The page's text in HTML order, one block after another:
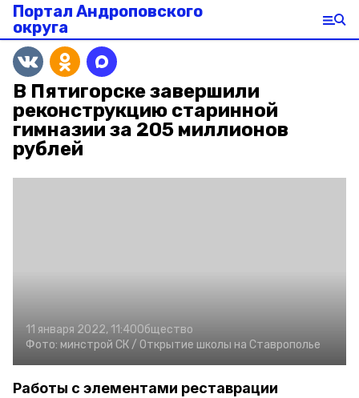
Портал Андроповского
округа
В Пятигорске завершили
реконструкцию старинной
гимназии за 205 миллионов
рублей
11 января 2022, 11:40Общество
Фото: минстрой СК / Открытие школы на Ставрополье
Работы с элементами реставрации